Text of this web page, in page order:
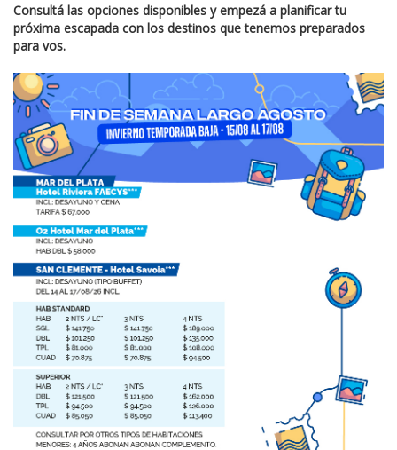
Consultá las opciones disponibles y empezá a planificar tu
próxima escapada con los destinos que tenemos preparados
para vos.